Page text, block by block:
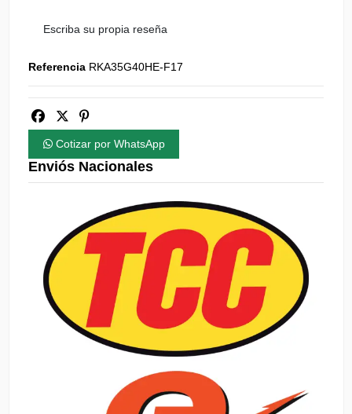
Escriba su propia reseña
Referencia RKA35G40HE-F17
Cotizar por WhatsApp
Enviós Nacionales